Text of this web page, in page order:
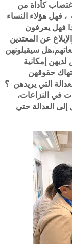
كأداة من
فهل هؤلاء النساء
فهل يعرفون
عن المعتدين
سيقبلونهن
إمكانية
حقوقهن
التي يريدهن ؟
في النزاعات،
العدالة حتي